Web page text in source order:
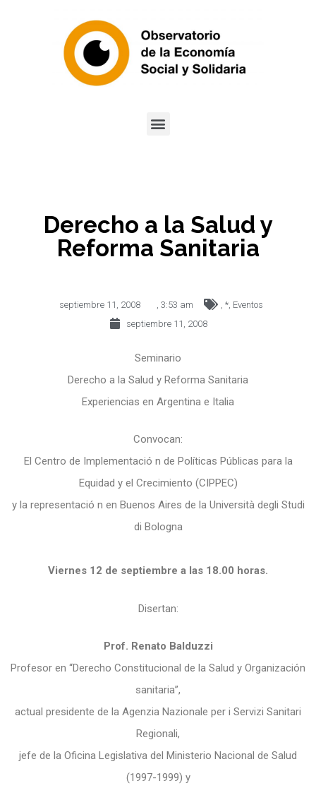
Derecho a la Salud y
Reforma Sanitaria
septiembre 11, 2008 3:53 am *, Eventos
septiembre 11, 2008
Seminario
Derecho a la Salud y Reforma Sanitaria
Experiencias en Argentina e Italia
Convocan:
El Centro de Implementació n de Políticas Públicas para la
Equidad y el Crecimiento (CIPPEC)
y la representació n en Buenos Aires de la Università degli Studi
di Bologna
Viernes 12 de septiembre a las 18.00 horas.
Disertan:
Prof. Renato Balduzzi
Profesor en “Derecho Constitucional de la Salud y Organización
sanitaria”,
actual presidente de la Agenzia Nazionale per i Servizi Sanitari
Regionali,
jefe de la Oficina Legislativa del Ministerio Nacional de Salud
(1997-1999) y